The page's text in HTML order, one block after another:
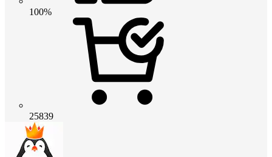
100%
25839